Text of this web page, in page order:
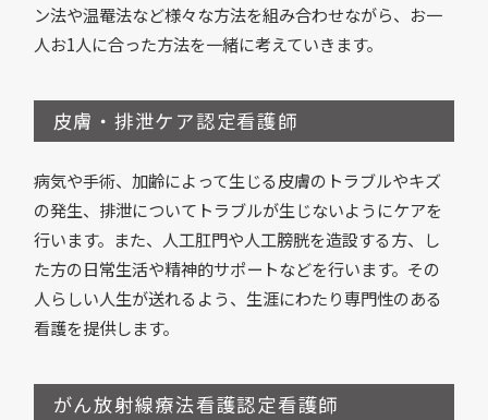
ン法や温罨法など様々な方法を組み合わせながら、お一
人お1人に合った方法を一緒に考えていきます。
皮膚・排泄ケア認定看護師
病気や手術、加齢によって生じる皮膚のトラブルやキズ
の発生、排泄についてトラブルが生じないようにケアを
行います。また、人工肛門や人工膀胱を造設する方、し
た方の日常生活や精神的サポートなどを行います。その
人らしい人生が送れるよう、生涯にわたり専門性のある
看護を提供します。
がん放射線療法看護認定看護師